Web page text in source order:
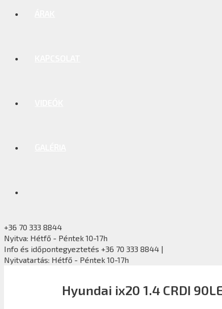
+36 70 333 8844
Nyitva: Hétfő - Péntek 10-17h
Info és időpontegyeztetés +36 70 333 8844 |
Nyitvatartás: Hétfő - Péntek 10-17h
Hyundai ix20 1.4 CRDI